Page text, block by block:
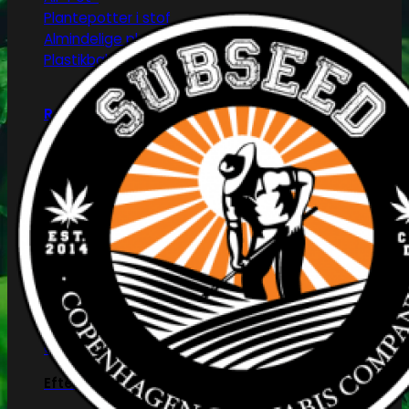
Plantepotter i stof
Almindelige plantepotter
Plastikbakker
Reflektorer & tilbehør
HPS/MH/CFL
Refleksivt mylar/folie
Forspiring og plantestart
Root Riot
Jiffy disks
Eazy Plugs
Grodan
Efterbehandling